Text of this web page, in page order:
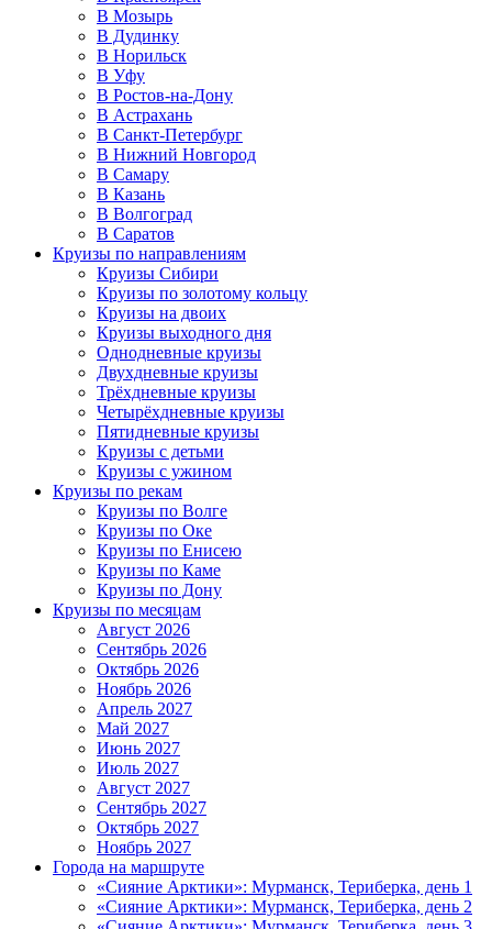
В Мозырь
В Дудинку
В Норильск
В Уфу
В Ростов-на-Дону
В Астрахань
В Санкт-Петербург
В Нижний Новгород
В Самару
В Казань
В Волгоград
В Саратов
Круизы по направлениям
Круизы Сибири
Круизы по золотому кольцу
Круизы на двоих
Круизы выходного дня
Однодневные круизы
Двухдневные круизы
Трёхдневные круизы
Четырёхдневные круизы
Пятидневные круизы
Круизы с детьми
Круизы с ужином
Круизы по рекам
Круизы по Волге
Круизы по Оке
Круизы по Енисею
Круизы по Каме
Круизы по Дону
Круизы по месяцам
Август 2026
Сентябрь 2026
Октябрь 2026
Ноябрь 2026
Апрель 2027
Май 2027
Июнь 2027
Июль 2027
Август 2027
Сентябрь 2027
Октябрь 2027
Ноябрь 2027
Города на маршруте
«Сияние Арктики»: Мурманск, Териберка, день 1
«Сияние Арктики»: Мурманск, Териберка, день 2